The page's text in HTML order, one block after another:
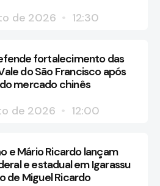
de 2026
12:30
fortalecimento das
do São Francisco após
mercado chinês
de 2026
12:00
e Mário Ricardo lançam
e estadual em Igarassu
de Miguel Ricardo